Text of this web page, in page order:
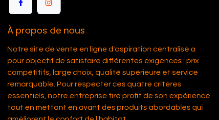
À propos de nous
Notre site de vente en ligne d'aspiration centralisé a
pour objectif de satisfaire différentes exigences : prix
compétitifs, large choix, qualité supérieure et service
remarquable. Pour respecter ces quatre critères
essentiels, notre entreprise tire profit de son expérience
tout en mettant en avant des produits abordables qui